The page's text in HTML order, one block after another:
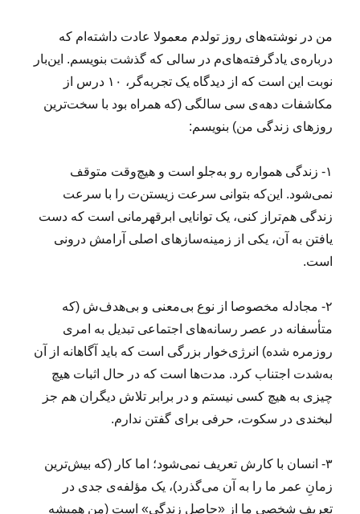
من در نوشته‌های‌ روز تولدم معمولا عادت داشته‌ام که
درباره‌ی یادگرفته‌های‌م در سالی که گذشت بنویسم. این‌بار
نوبت این است که از دیدگاه یک تجربه‌گر، ۱۰ درس از
مکاشفات دهه‌ی سی سالگی (که همراه بود با سخت‌ترین
روزهای زندگی من) بنویسم:
۱- زندگی همواره رو به‌جلو است و هیچ‌وقت متوقف
نمی‌شود. این‌که بتوانی سرعت‌ زیستن‌ت را با سرعت
زندگی هم‌تراز کنی، یک توانایی ابرقهرمانی است که دست
یافتن به آن، یکی از زمینه‌سازهای اصلی آرامش درونی
است.
۲- مجادله مخصوصا از نوع بی‌معنی و بی‌هد‌ف‌ش (که
متأسفانه در عصر رسانه‌های اجتماعی تبدیل به امری
روزمره شده) انرژی‌خوار بزرگی است که باید آگاهانه از آن
به‌شدت اجتناب کرد. مدت‌ها است که در حال اثبات هیچ
چیزی به هیچ کسی نیستم و در برابر تلاش دیگران هم جز
لبخندی در سکوت، حرفی برای گفتن ندارم.
۳- انسان با کارش تعریف نمی‌شود؛ اما کار (که بیش‌ترین
زمانِ‌ عمر ما را به آن می‌گذرد)، یک مؤلفه‌ی جدی در
تعریف شخصی ما از «حاصلِ زندگی» است (من همیشه